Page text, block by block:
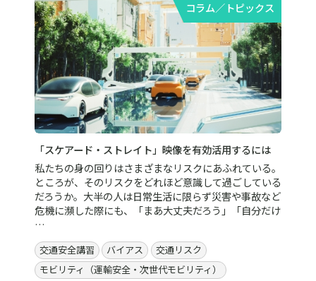
コラム／トピックス
「スケアード・ストレイト」映像を有効活用するには
私たちの身の回りはさまざまなリスクにあふれている。
ところが、そのリスクをどれほど意識して過ごしている
だろうか。大半の人は日常生活に限らず災害や事故など
危機に瀕した際にも、「まあ大丈夫だろう」「自分だけ
…
交通安全講習 バイアス
交通リスク
モビリティ（運輸安全・次世代モビリティ）